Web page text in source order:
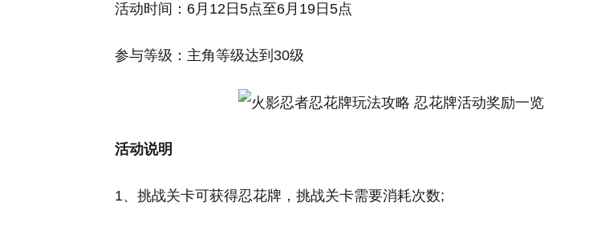
活动时间：6月12日5点至6月19日5点
参与等级：主角等级达到30级
活动说明
1、挑战关卡可获得忍花牌，挑战关卡需要消耗次数;